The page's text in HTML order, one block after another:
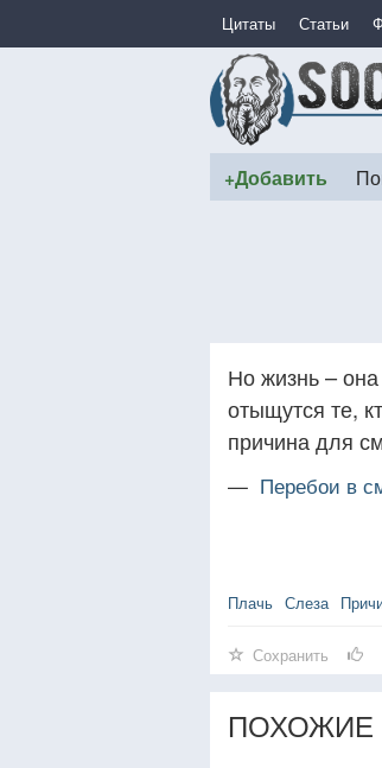
Цитаты Статьи
+Добавить
Но жизнь – она
отыщутся те,
причина для
— Перебои в
Плачь Слеза
Сохранить
ПОХОЖИЕ